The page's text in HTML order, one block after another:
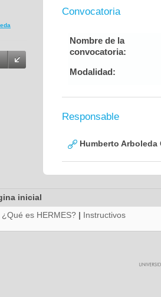
Convocatoria
Nombre de la
convocatoria:
Modalidad:
Responsable
Humberto Arboleda
inicial
¿Qué es HERMES? | Instructivos